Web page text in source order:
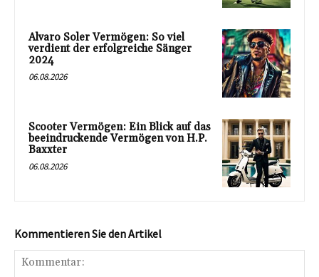
Alvaro Soler Vermögen: So viel
verdient der erfolgreiche Sänger
2024
06.08.2026
Scooter Vermögen: Ein Blick auf das
beeindruckende Vermögen von H.P.
Baxxter
06.08.2026
Kommentieren Sie den Artikel